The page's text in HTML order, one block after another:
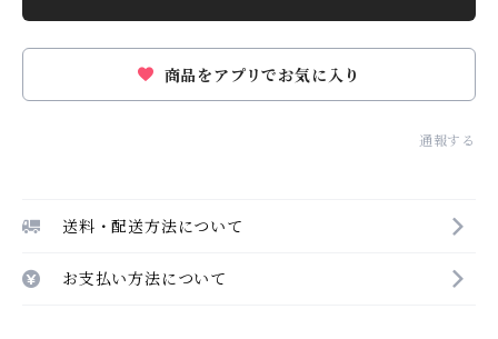
商品をアプリでお気に入り
通報する
送料・配送方法について
お支払い方法について